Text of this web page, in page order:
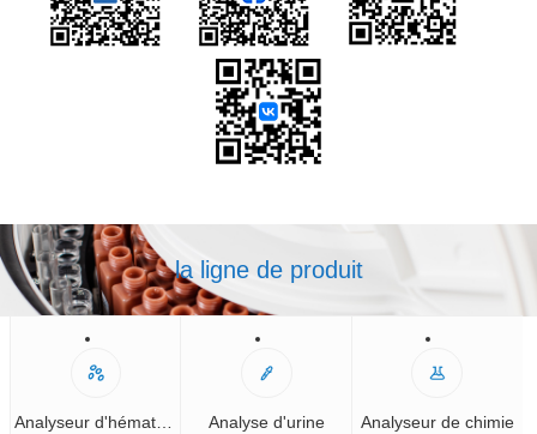
la ligne de produit
Analyseur d'hématologie Analyse d'urine Analyseur de chimie